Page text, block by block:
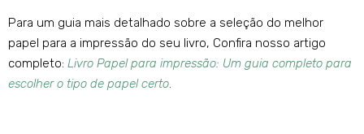
Para um guia mais detalhado sobre a seleção do melhor
papel para a impressão do seu livro, Confira nosso artigo
completo: Livro Papel para impressão: Um guia completo para
escolher o tipo de papel certo.